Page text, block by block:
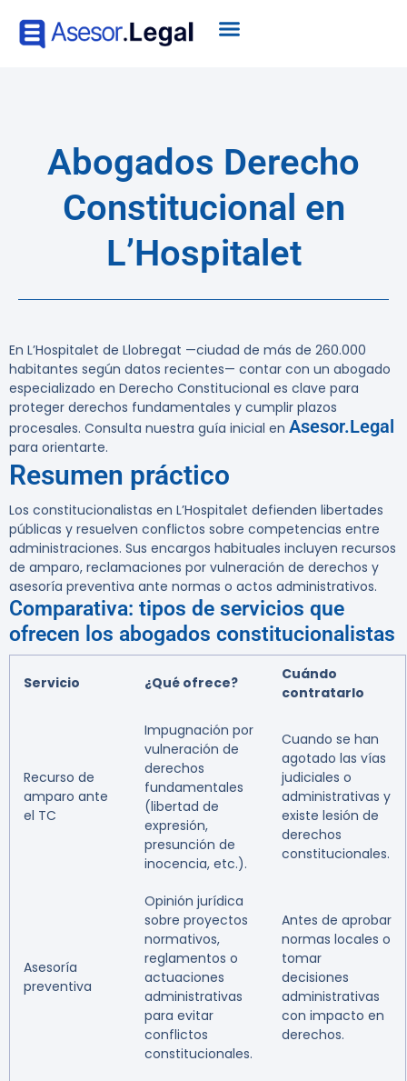
Abogados Derecho
Constitucional en
L’Hospitalet
En L’Hospitalet de Llobregat —ciudad de más de 260.000
habitantes según datos recientes— contar con un abogado
especializado en Derecho Constitucional es clave para
proteger derechos fundamentales y cumplir plazos
procesales. Consulta nuestra guía inicial en Asesor.Legal
para orientarte.
Resumen práctico
Los constitucionalistas en L’Hospitalet defienden libertades
públicas y resuelven conflictos sobre competencias entre
administraciones. Sus encargos habituales incluyen recursos
de amparo, reclamaciones por vulneración de derechos y
asesoría preventiva ante normas o actos administrativos.
Comparativa: tipos de servicios que
ofrecen los abogados constitucionalistas
Servicio ¿Qué ofrece?
Cuándo
contratarlo
Recurso de
amparo ante
el TC
Impugnación por
vulneración de
derechos
fundamentales
(libertad de
expresión,
presunción de
inocencia, etc.).
Cuando se han
agotado las vías
judiciales o
administrativas y
existe lesión de
derechos
constitucionales.
Asesoría
preventiva
Opinión jurídica
sobre proyectos
normativos,
reglamentos o
actuaciones
administrativas
para evitar
conflictos
constitucionales.
Antes de aprobar
normas locales o
tomar
decisiones
administrativas
con impacto en
derechos.